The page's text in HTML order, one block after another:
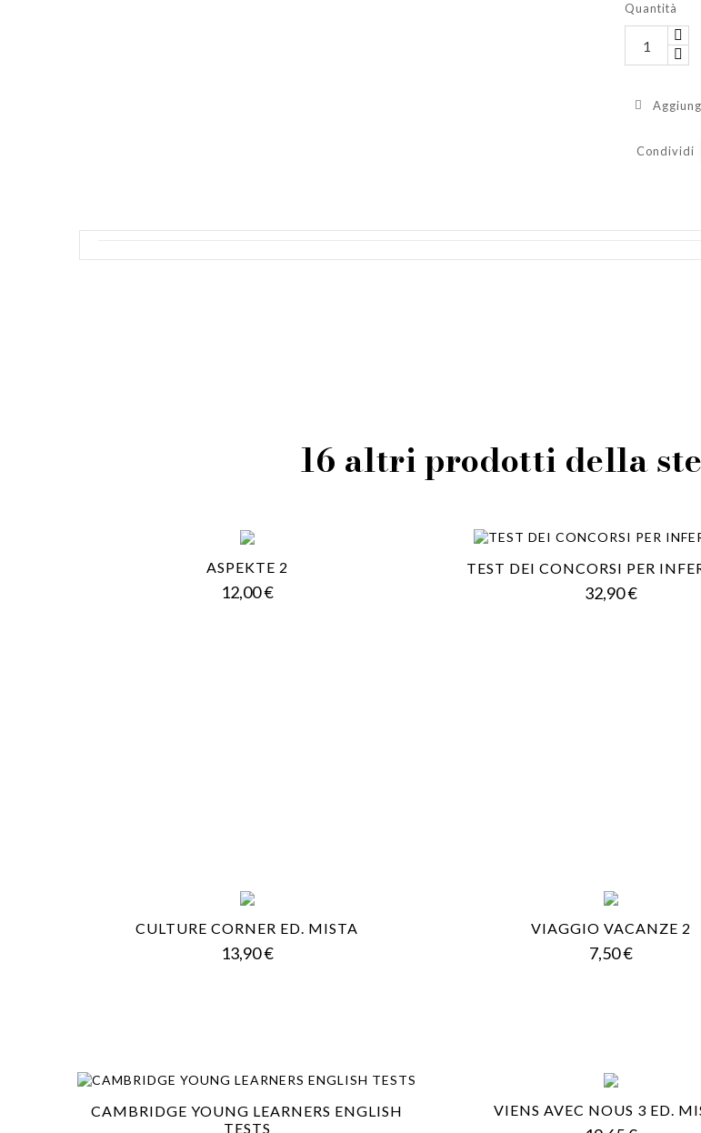
Quantità
Condividi
16 altri prodotti della
ASPEKTE 2
12,00 €Prezzo
TEST DEI CONCORSI PER
32,90 €Prezzo
CULTURE CORNER ED. MISTA
13,90 €Prezzo
VIAGGIO VACANZE 2
7,50 €Prezzo
CAMBRIDGE YOUNG LEARNERS ENGLISH
TESTS
VIENS AVEC NOUS 3 ED.